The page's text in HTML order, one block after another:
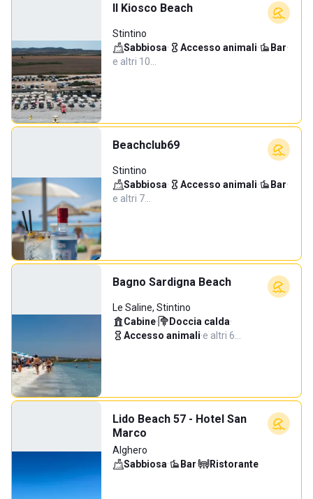
Il Kiosco Beach
Stintino
Sabbiosa· Accesso animali· Bar·
e altri 10…
Beachclub69
Stintino
Sabbiosa· Accesso animali· Bar·
e altri 7…
Bagno Sardigna Beach
Le Saline, Stintino
Cabine· Doccia calda·
Accesso animali·e altri 6…
Lido Beach 57 - Hotel San
Marco
Alghero
Sabbiosa· Bar· Ristorante